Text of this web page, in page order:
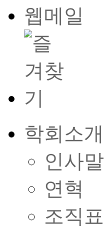
웹메일
학회소개
인사말
연혁
조직표